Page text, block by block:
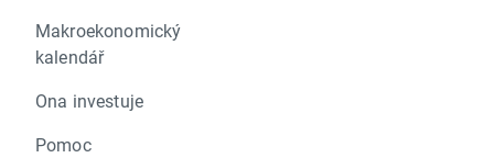
Makroekonomický
kalendář
Ona investuje
Pomoc